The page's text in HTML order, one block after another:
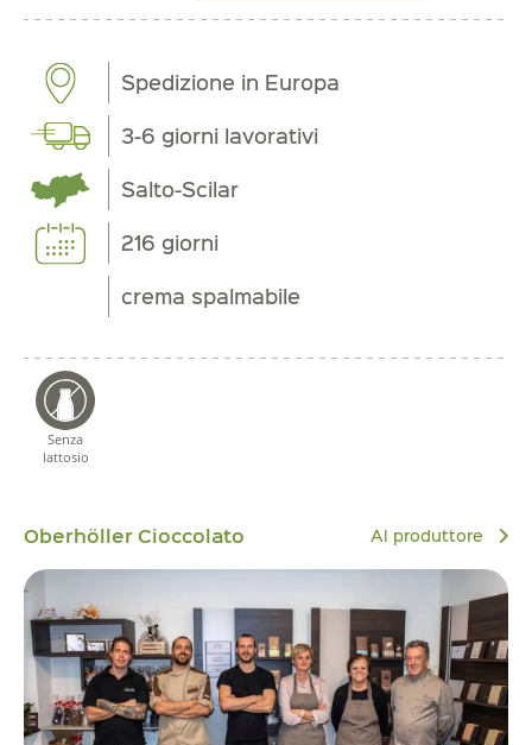
Spedizione in Europa
3-6 giorni lavorativi
Salto-Scilar
216 giorni
crema spalmabile
Senza
lattosio
Oberhöller Cioccolato Al produttore